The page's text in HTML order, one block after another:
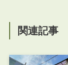
関連記事